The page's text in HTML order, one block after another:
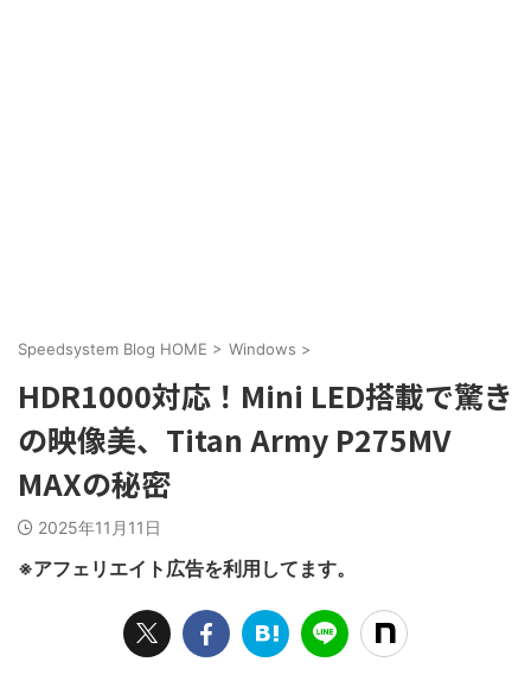
Speedsystem Blog HOME > Windows >
HDR1000対応！Mini LED搭載で驚き
の映像美、Titan Army P275MV
MAXの秘密
2025年11月11日
※アフェリエイト広告を利用してます。